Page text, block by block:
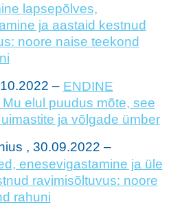
lapsepõlves,
ja aastaid kestnud
noore naise teekond
– ENDINE
elul puudus mõte, see
ja võlgade ümber
, 30.09.2022 –
enesevigastamine ja üle
ravimisõltuvus: noore
rahuni